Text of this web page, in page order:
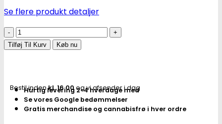
Se flere produkt detaljer
Tjubang
i
105mm
antal
Tilføj Til Kurv Køb nu
Bestil indenkl. 16.00og vi afsender i dag
Hurtig levering 2-4 hverdage med
Se vores Google bedømmelser
Gratis merchandise og cannabisfrø i hver ordre